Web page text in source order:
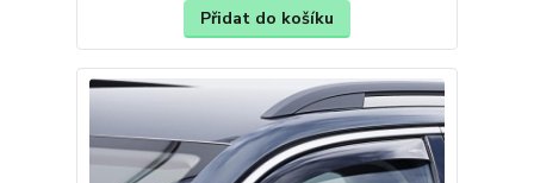
Přidat do košíku